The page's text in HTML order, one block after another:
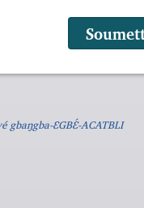
gbaŋgba-ƐGBƐ́-ACATBLI